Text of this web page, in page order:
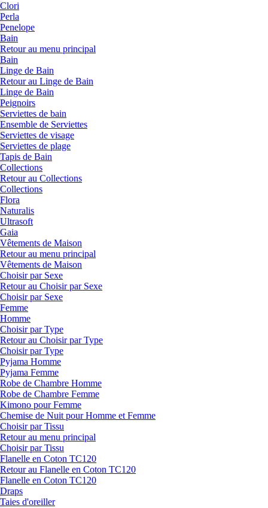
Clori
Perla
Penelope
Bain
Retour au menu principal
Bain
Linge de Bain
Retour au Linge de Bain
Linge de Bain
Peignoirs
Serviettes de bain
Ensemble de Serviettes
Serviettes de visage
Serviettes de plage
Tapis de Bain
Collections
Retour au Collections
Collections
Flora
Naturalis
Ultrasoft
Gaia
Vêtements de Maison
Retour au menu principal
Vêtements de Maison
Choisir par Sexe
Retour au Choisir par Sexe
Choisir par Sexe
Femme
Homme
Choisir par Type
Retour au Choisir par Type
Choisir par Type
Pyjama Homme
Pyjama Femme
Robe de Chambre Homme
Robe de Chambre Femme
Kimono pour Femme
Chemise de Nuit pour Homme et Femme
Choisir par Tissu
Retour au menu principal
Choisir par Tissu
Flanelle en Coton TC120
Retour au Flanelle en Coton TC120
Flanelle en Coton TC120
Draps
Taies d'oreiller